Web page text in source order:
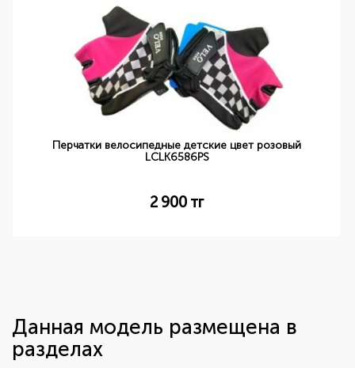
Перчатки велосипедные детские цвет розовый
LCLK6586PS
2 900 тг
Данная модель размещена в
разделах